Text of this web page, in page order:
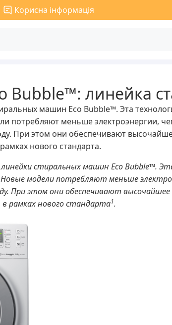
Корисна інформація
линейка
машин Eco Bubble™. Эта
потребляют меньше электроэнергии,
При этом они обеспечивают
нового стандарта.
линейки стиральных машин Eco Bubble™.
модели потребляют меньше
При этом они обеспечивают высочайшее
рамках нового стандарта1.